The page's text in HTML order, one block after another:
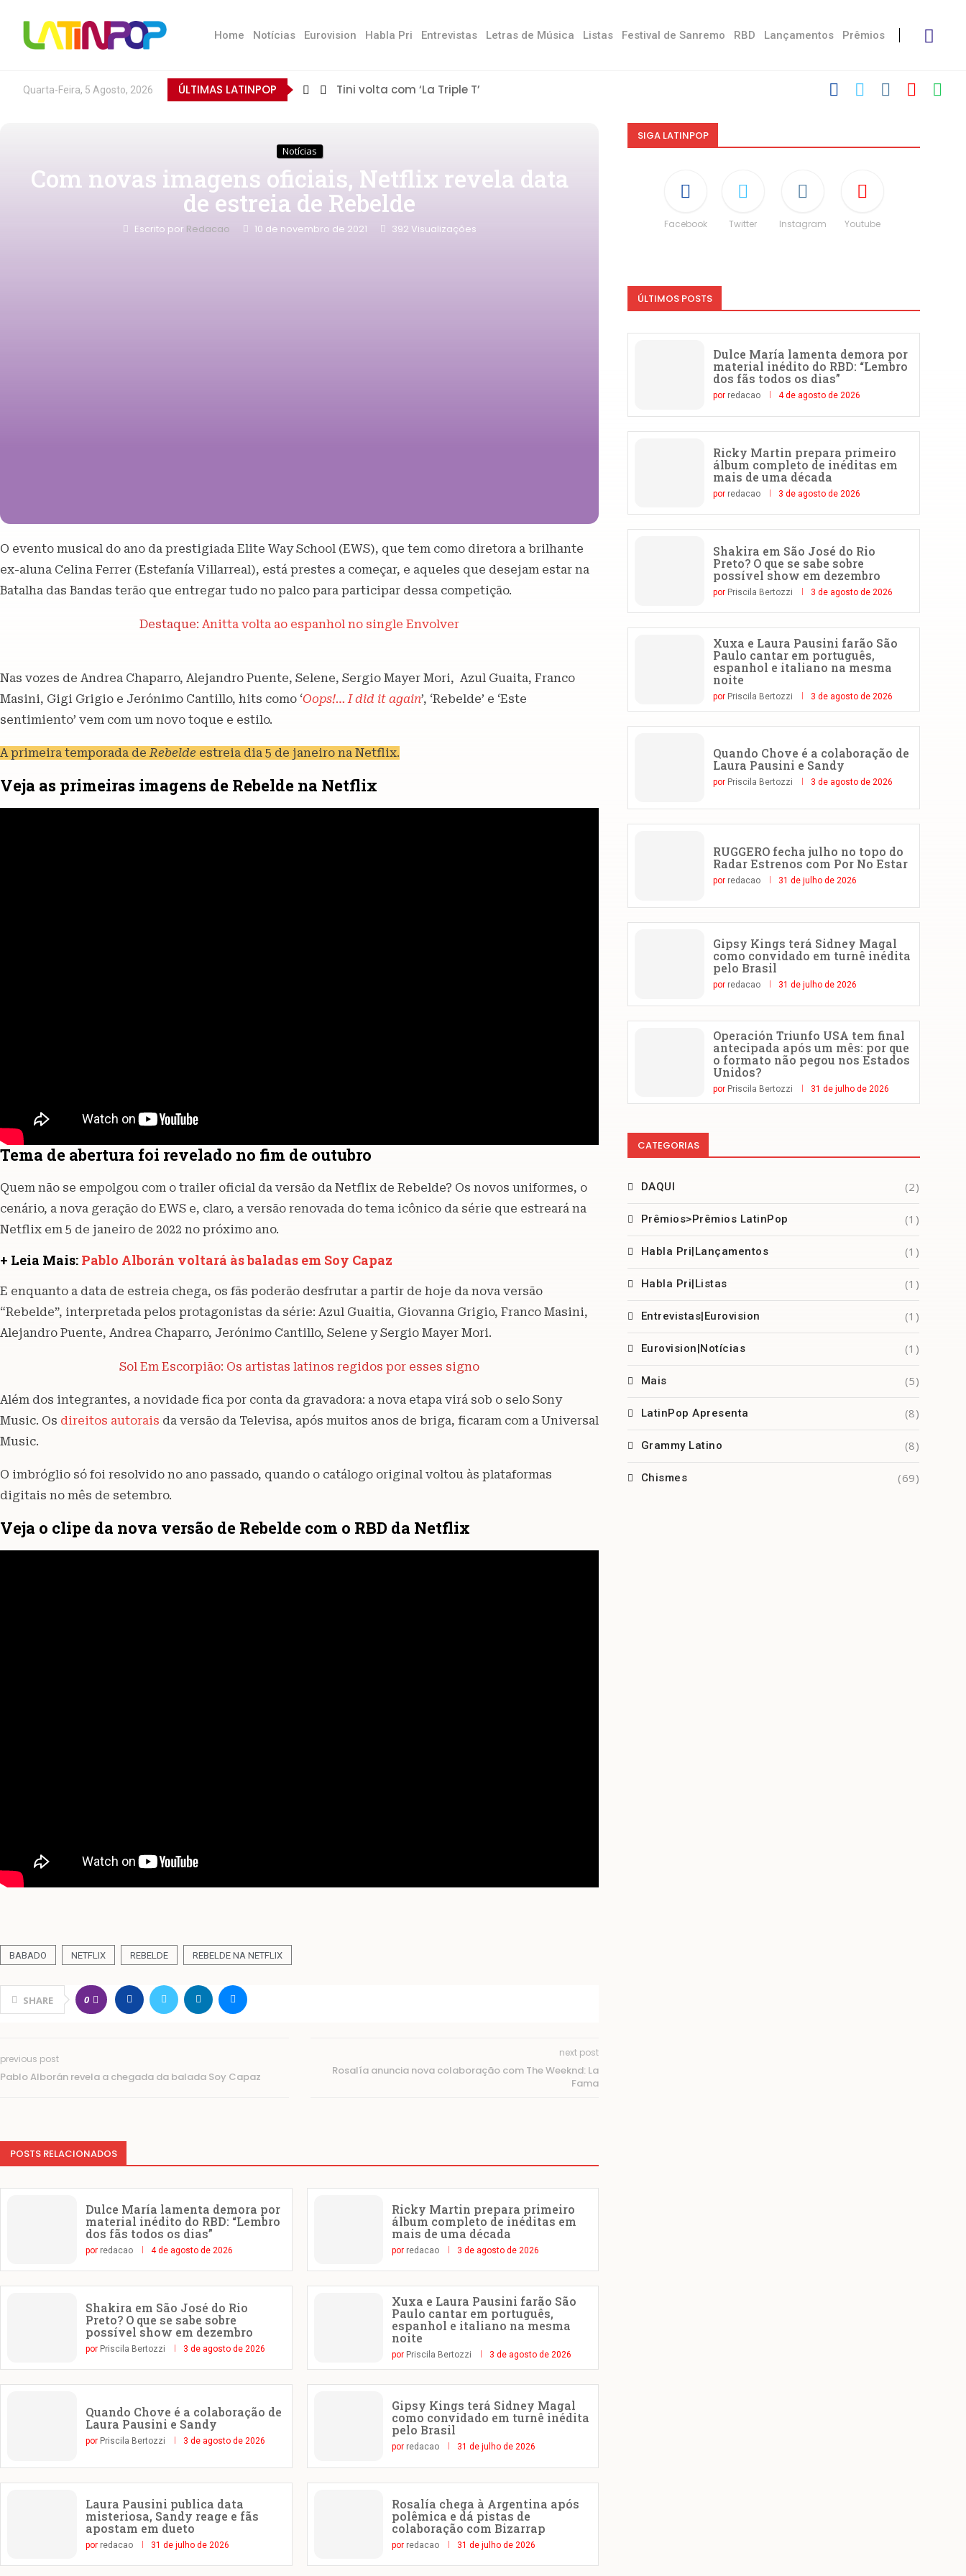
Home Notícias Eurovision Habla Pri Entrevistas Letras de Música Listas Festival de Sanremo RBD Lançamentos Prêmios
Quarta-Feira, 5 Agosto, 2026 ÚLTIMAS LATINPOP Tini volta com ‘La Triple T’
Notícias
Com novas imagens oficiais, Netflix revela data
de estreia de Rebelde
Escrito por Redacao 10 de novembro de 2021 392 Visualizações
O evento musical do ano da prestigiada Elite Way School (EWS), que tem como diretora a brilhante
ex-aluna Celina Ferrer (Estefanía Villarreal), está prestes a começar, e aqueles que desejam estar na
Batalha das Bandas terão que entregar tudo no palco para participar dessa competição.
Destaque:Anitta volta ao espanhol no single Envolver
Nas vozes de Andrea Chaparro, Alejandro Puente, Selene, Sergio Mayer Mori, Azul Guaita, Franco
Masini, Gigi Grigio e Jerónimo Cantillo, hits como ‘Oops!… I did it again’, ‘Rebelde’ e ‘Este
sentimiento’ vem com um novo toque e estilo.
A primeira temporada deRebelde estreia dia 5 de janeiro na Netflix.
Veja as primeiras imagens de Rebelde na Netflix
Tema de abertura foi revelado no fim de outubro
Quem não se empolgou com o trailer oficial da versão da Netflix de Rebelde? Os novos uniformes, o
cenário, a nova geração do EWS e, claro, a versão renovada do tema icônico da série que estreará na
Netflix em 5 de janeiro de 2022 no próximo ano.
+ Leia Mais: Pablo Alborán voltará às baladas em Soy Capaz
E enquanto a data de estreia chega, os fãs poderão desfrutar a partir de hoje da nova versão
“Rebelde”, interpretada pelos protagonistas da série: Azul Guaitia, Giovanna Grigio, Franco Masini,
Alejandro Puente, Andrea Chaparro, Jerónimo Cantillo, Selene y Sergio Mayer Mori.
Sol Em Escorpião: Os artistas latinos regidos por esses signo
Além dos integrantes, a novidade fica por conta da gravadora: a nova etapa virá sob o selo Sony
Music. Os direitos autorais da versão da Televisa, após muitos anos de briga, ficaram com a Universal
Music.
O imbróglio só foi resolvido no ano passado, quando o catálogo original voltou às plataformas
digitais no mês de setembro.
Veja o clipe da nova versão de Rebelde com o RBD da Netflix
BABADO NETFLIX REBELDE REBELDE NA NETFLIX
SHARE 0
previous post
Pablo Alborán revela a chegada da balada Soy Capaz
next post
Rosalía anuncia nova colaboração com The Weeknd: La
Fama
POSTS RELACIONADOS
Dulce María lamenta demora por
material inédito do RBD: “Lembro
dos fãs todos os dias”
por redacao 4 de agosto de 2026
Ricky Martin prepara primeiro
álbum completo de inéditas em
mais de uma década
por redacao 3 de agosto de 2026
Shakira em São José do Rio
Preto? O que se sabe sobre
possível show em dezembro
por Priscila Bertozzi 3 de agosto de 2026
Xuxa e Laura Pausini farão São
Paulo cantar em português,
espanhol e italiano na mesma
noite
por Priscila Bertozzi 3 de agosto de 2026
Quando Chove é a colaboração de
Laura Pausini e Sandy
por Priscila Bertozzi 3 de agosto de 2026
Gipsy Kings terá Sidney Magal
como convidado em turnê inédita
pelo Brasil
por redacao 31 de julho de 2026
Laura Pausini publica data
misteriosa, Sandy reage e fãs
apostam em dueto
por redacao 31 de julho de 2026
Rosalía chega à Argentina após
polêmica e dá pistas de
colaboração com Bizarrap
por redacao 31 de julho de 2026
SIGA LATINPOP
Facebook Twitter Instagram Youtube
ÚLTIMOS POSTS
Dulce María lamenta demora por
material inédito do RBD: “Lembro
dos fãs todos os dias”
por redacao 4 de agosto de 2026
Ricky Martin prepara primeiro
álbum completo de inéditas em
mais de uma década
por redacao 3 de agosto de 2026
Shakira em São José do Rio
Preto? O que se sabe sobre
possível show em dezembro
por Priscila Bertozzi 3 de agosto de 2026
Xuxa e Laura Pausini farão São
Paulo cantar em português,
espanhol e italiano na mesma
noite
por Priscila Bertozzi 3 de agosto de 2026
Quando Chove é a colaboração de
Laura Pausini e Sandy
por Priscila Bertozzi 3 de agosto de 2026
RUGGERO fecha julho no topo do
Radar Estrenos com Por No Estar
por redacao 31 de julho de 2026
Gipsy Kings terá Sidney Magal
como convidado em turnê inédita
pelo Brasil
por redacao 31 de julho de 2026
Operación Triunfo USA tem final
antecipada após um mês: por que
o formato não pegou nos Estados
Unidos?
por Priscila Bertozzi 31 de julho de 2026
CATEGORIAS
DAQUI (2)
Prêmios>Prêmios LatinPop (1)
Habla Pri|Lançamentos (1)
Habla Pri|Listas (1)
Entrevistas|Eurovision (1)
Eurovision|Notícias (1)
Mais (5)
LatinPop Apresenta (8)
Grammy Latino (8)
Chismes (69)